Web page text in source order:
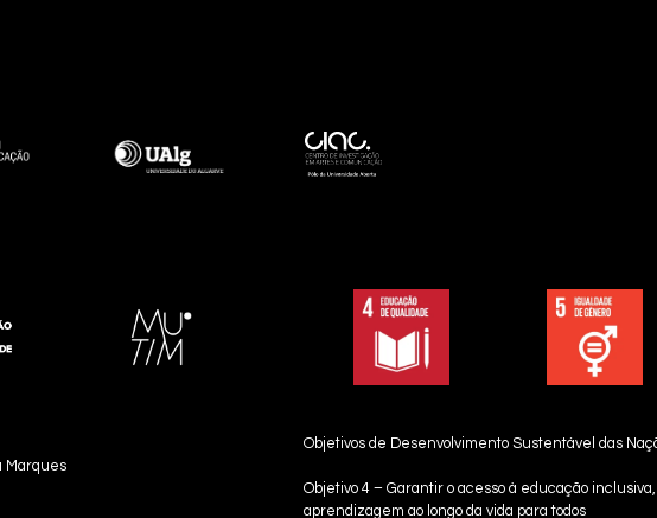
Marques
Objetivos de Desenvolvimento Sustentável das
Objetivo 4 – Garantir o acesso à educação
aprendizagem ao longo da vida para todos